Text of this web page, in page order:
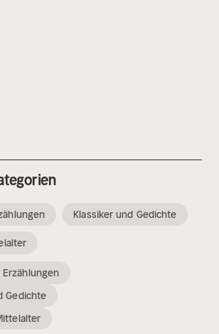
Klassiker und Gedichte
Erzählungen
Gedichte